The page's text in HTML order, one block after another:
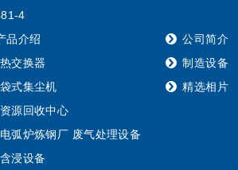
4
品介绍
热交换器
袋式集尘机
资源回收中心
电弧炉炼钢厂 废气处理设备
含浸设备
公司简介
制造设备
精选相片